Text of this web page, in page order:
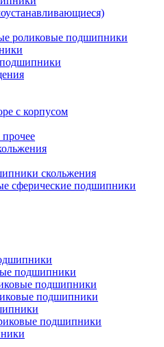
роликовые подшипники
с корпусом
скольжения
сферические подшипники
подшипники
подшипники
подшипники
подшипники